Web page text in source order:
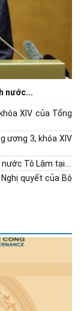
nước...
XIV của Tổng
ương 3, khóa XIV
Tô Lâm tại...
quyết của Bộ